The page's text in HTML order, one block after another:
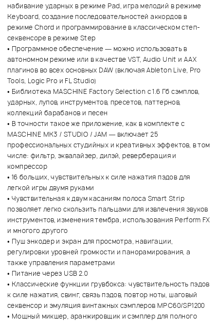
набивание ударных в режиме Pad, игра мелодий в режиме
Keyboard, создание последовательностей аккордов в
режиме Chord и программирование в классическом степ-
секвенсоре в режиме Step
• Программное обеспечение — можно использовать в
автономном режиме или в качестве VST, Audio Unit и AAX
плагинов во всех основных DAW (включая Ableton Live, Pro
Tools, Logic Pro и FL Studio)
• Библиотека MASCHINE Factory Selection с 1.6 Гб сэмплов,
ударных, лупов, инструментов, пресетов, паттернов,
коллекций барабанов и песен
• В точности такое же приложение, как в комплекте с
MASCHINE MK3 / STUDIO / JAM — включает 25
профессиональных студийных и креативных эффектов, в том
числе: фильтр, эквалайзер, дилэй, реверберация и
компрессор
• 16 больших, чувствительных к силе нажатия пэдов для
легкой игры двумя руками
• Чувствительная к двум касаниям полоса Smart Strip
позволяет легко скользить пальцами для извлечения звуков
инструментов, изменения тембра, использования Perform FX
и многого другого
• Пуш энкодер и экран для просмотра, навигации,
регулировки уровней громкости и панорамирования, а
также управления параметрами
• Питание через USB 2.0
• Классические функции грувбокса: чувствительность пэдов
к силе нажатия, свинг, связь пэдов, повтор ноты, шаговый
секвенсор и эмуляция винтажных сэмплеров MPC60/SP1200
• Мощный микшер, аранжировщик и сэмплер для полного